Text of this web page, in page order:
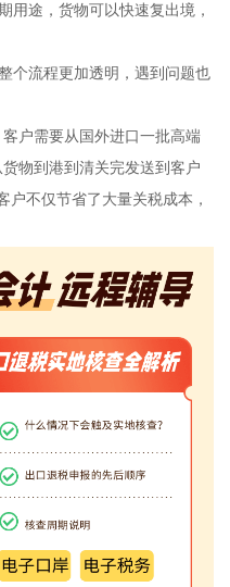
用途，货物可以快速复出境，
个流程更加透明，遇到问题也
户需要从国外进口一批高端
物到港到清关完发送到客户
户不仅节省了大量关税成本，